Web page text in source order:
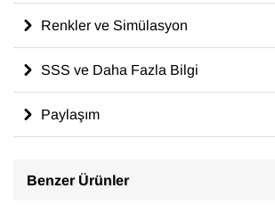
Renkler ve Simülasyon
SSS ve Daha Fazla Bilgi
Paylaşım
Benzer Ürünler